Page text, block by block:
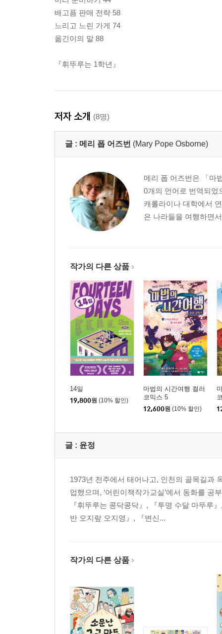
배고픔 판매 전략 58
느리고 느린 가게 74
옮긴이의 말 88
『휘뚜루는 1학년』
저자 소개 (8명)
글 : 메리 폽 어즈번 (Mary Pope Osborne)
메리 폽 어즈번은 「마
0개의 언어로 번역되었
캐롤라이나 대학에서
은 나라들을 여행하면
작가의 다른 상품
14일
19,800원 (10% 할인)
마법의 시간여행 컬러
코믹스 5
12,600원 (10% 할인)
글 : 윤정
1973년 전주에서 태어나고, 인천의 골목길과
업했으며, ‘어린이책작가교실’에서 동화를
『휘뚜루는 콩닥콩닥』, 『투명 수달 마뚜루
반 오지랖 오지영』, 『변신...
작가의 다른 상품